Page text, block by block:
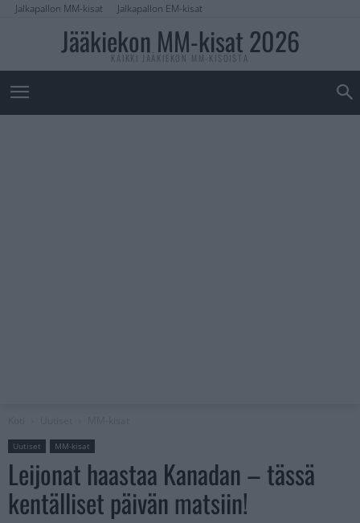
Jalkapallon MM-kisat Jalkapallon EM-kisat
Jääkiekon MM-kisat 2026
KAIKKI JÄÄKIEKON MM-KISOISTA
Uutiset MM-kisat
Leijonat haastaa Kanadan – tässä
kentälliset päivän matsiin!